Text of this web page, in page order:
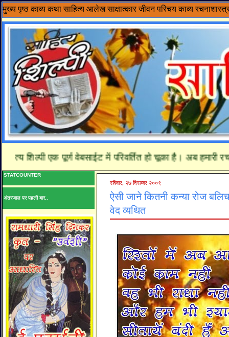
मुख्य पृष्ठ काव्य कथा साहित्य आलेख साक्षात्कार जीवन परिचय काव्य
एक पूर्ण वेबसाईट में परिवर्तित हो चूका है। अब हमारी
STATCOUNTER
अंतरजाल पर पहली बार..
रविवार, २७ दिसम्बर २००९
ऐसी जाने कितनी कन्या रोज
वेद व्यथित